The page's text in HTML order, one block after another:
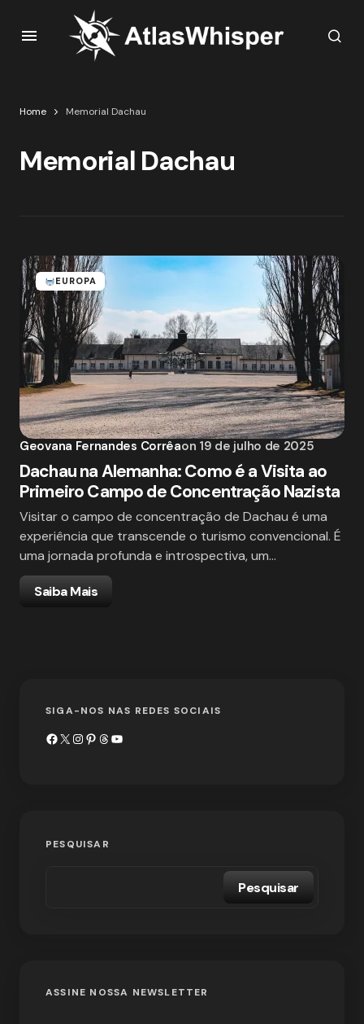
Home Memorial Dachau
Memorial Dachau
EUROPA
Geovana Fernandes Corrêaon 19 de julho de 2025
Dachau na Alemanha: Como é a Visita ao
Primeiro Campo de Concentração Nazista
Visitar o campo de concentração de Dachau é uma
experiência que transcende o turismo convencional. É
uma jornada profunda e introspectiva, um…
Saiba Mais
SIGA-NOS NAS REDES SOCIAIS
PESQUISAR
Pesquisar
ASSINE NOSSA NEWSLETTER